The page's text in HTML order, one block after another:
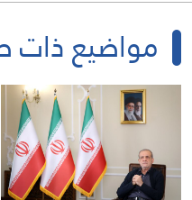
مواضيع ذات